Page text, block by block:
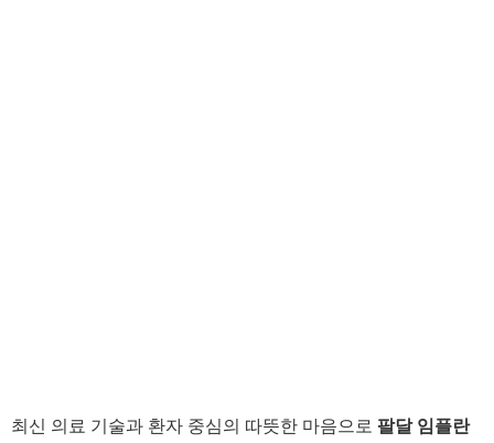
최신 의료 기술과 환자 중심의 따뜻한 마음으로 팔달 임플란